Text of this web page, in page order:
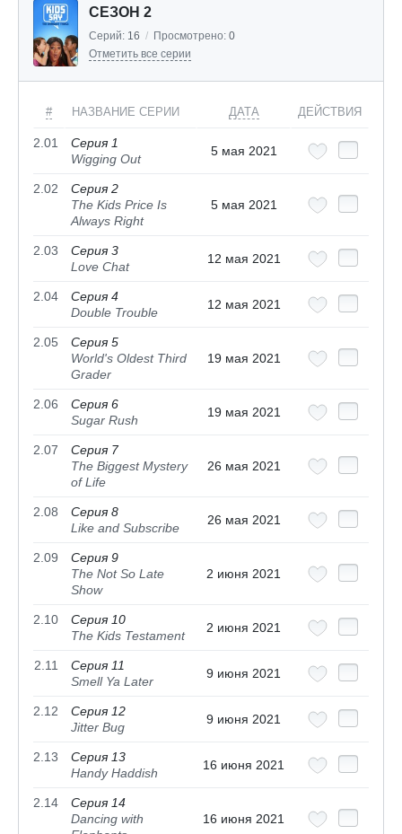
СЕЗОН 2
Серий: 16 / Просмотрено: 0
Отметить все серии
# НАЗВАНИЕ СЕРИИ ДАТА ДЕЙСТВИЯ
2.01
Серия 1
Wigging Out
5 мая 2021
2.02
Серия 2
The Kids Price Is
Always Right
5 мая 2021
2.03
Серия 3
Love Chat
12 мая 2021
2.04
Серия 4
Double Trouble
12 мая 2021
2.05
Серия 5
World's Oldest Third
Grader
19 мая 2021
2.06
Серия 6
Sugar Rush
19 мая 2021
2.07
Серия 7
The Biggest Mystery
of Life
26 мая 2021
2.08
Серия 8
Like and Subscribe
26 мая 2021
2.09
Серия 9
The Not So Late
Show
2 июня 2021
2.10
Серия 10
The Kids Testament
2 июня 2021
2.11
Серия 11
Smell Ya Later
9 июня 2021
2.12
Серия 12
Jitter Bug
9 июня 2021
2.13
Серия 13
Handy Haddish
16 июня 2021
2.14
Серия 14
Dancing with
16 июня 2021